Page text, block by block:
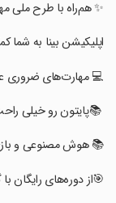
‏‏✨ هم‌راه با طرح ملی
‏‏‏‏‏اپلیکیشن بینا به شما
‏‏‏‏‏💻 مهارت‌های ضروری
📚پایتون رو خیلی
‏‏📚 هوش مصنوعی و
‏‏‏‏‏🎯از دوره‌های رایگان